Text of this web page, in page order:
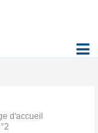
d'accueil